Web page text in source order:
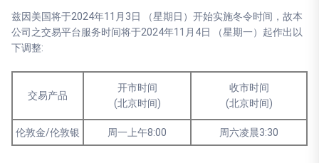
兹因美国将于2024年11月3日 （星期日）开始实施冬令时间，故本
公司之交易平台服务时间将于2024年11月4日 （星期一）起作出以
下调整:
交易产品
开市时间
(北京时间)
收市时间
(北京时间)
伦敦金/伦敦银 周一上午8:00 周六凌晨3:30